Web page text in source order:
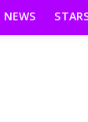
NEWS